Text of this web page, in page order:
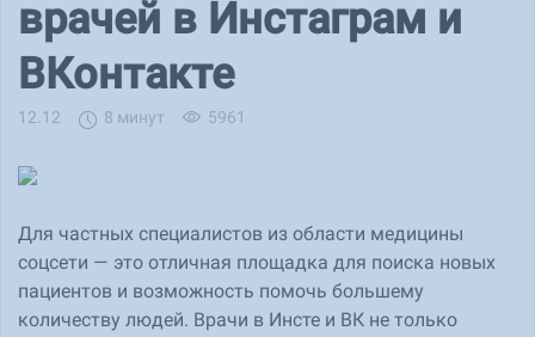
врачей в Инстаграм и
ВКонтакте
12.12 8 минут 5961
Для частных специалистов из области медицины
соцсети — это отличная площадка для поиска новых
пациентов и возможность помочь большему
количеству людей. Врачи в Инсте и ВК не только